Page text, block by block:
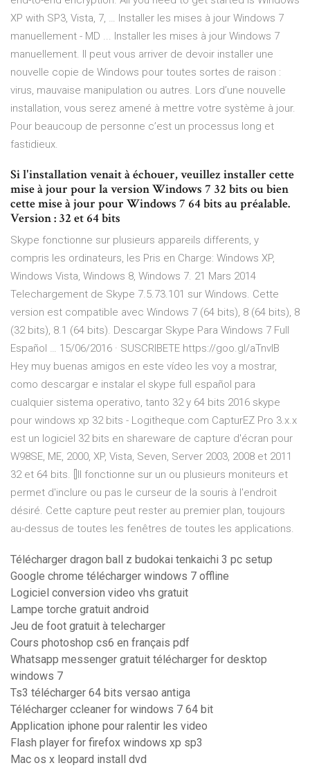
XP with SP3, Vista, 7, … Installer les mises à jour Windows 7
manuellement - MD ... Installer les mises à jour Windows 7
manuellement. Il peut vous arriver de devoir installer une
nouvelle copie de Windows pour toutes sortes de raison :
virus, mauvaise manipulation ou autres. Lors d’une nouvelle
installation, vous serez amené à mettre votre système à jour.
Pour beaucoup de personne c’est un processus long et
fastidieux.
Si l'installation venait à échouer, veuillez installer cette
mise à jour pour la version Windows 7 32 bits ou bien
cette mise à jour pour Windows 7 64 bits au préalable.
Version : 32 et 64 bits
Skype fonctionne sur plusieurs appareils differents, y
compris les ordinateurs, les Pris en Charge: Windows XP,
Windows Vista, Windows 8, Windows 7. 21 Mars 2014
Telechargement de Skype 7.5.73.101 sur Windows. Cette
version est compatible avec Windows 7 (64 bits), 8 (64 bits), 8
(32 bits), 8.1 (64 bits). Descargar Skype Para Windows 7 Full
Español … 15/06/2016 · SUSCRIBETE https://goo.gl/aTnvlB
Hey muy buenas amigos en este vídeo les voy a mostrar,
como descargar e instalar el skype full español para
cualquier sistema operativo, tanto 32 y 64 bits 2016 skype
pour windows xp 32 bits - Logitheque.com CapturEZ Pro 3.x.x
est un logiciel 32 bits en shareware de capture d'écran pour
W98SE, ME, 2000, XP, Vista, Seven, Server 2003, 2008 et 2011
32 et 64 bits. []Il fonctionne sur un ou plusieurs moniteurs et
permet d'inclure ou pas le curseur de la souris à l'endroit
désiré. Cette capture peut rester au premier plan, toujours
au-dessus de toutes les fenêtres de toutes les applications.
Télécharger dragon ball z budokai tenkaichi 3 pc setup
Google chrome télécharger windows 7 offline
Logiciel conversion video vhs gratuit
Lampe torche gratuit android
Jeu de foot gratuit à telecharger
Cours photoshop cs6 en français pdf
Whatsapp messenger gratuit télécharger for desktop
windows 7
Ts3 télécharger 64 bits versao antiga
Télécharger ccleaner for windows 7 64 bit
Application iphone pour ralentir les video
Flash player for firefox windows xp sp3
Mac os x leopard install dvd